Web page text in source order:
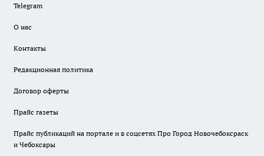
Telegram
О нас
Контакты
Редакционная политика
Договор оферты
Прайс газеты
Прайс публикаций на портале и в соцсетях Про Город Новочебоксраск
и Чебоксары